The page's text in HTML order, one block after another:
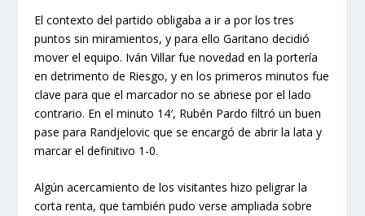
El contexto del partido obligaba a ir a por los tres
puntos sin miramientos, y para ello Garitano decidió
mover el equipo. Iván Villar fue novedad en la portería
en detrimento de Riesgo, y en los primeros minutos fue
clave para que el marcador no se abriese por el lado
contrario. En el minuto 14′, Rubén Pardo filtró un buen
pase para Randjelovic que se encargó de abrir la lata y
marcar el definitivo 1-0.
Algún acercamiento de los visitantes hizo peligrar la
corta renta, que también pudo verse ampliada sobre